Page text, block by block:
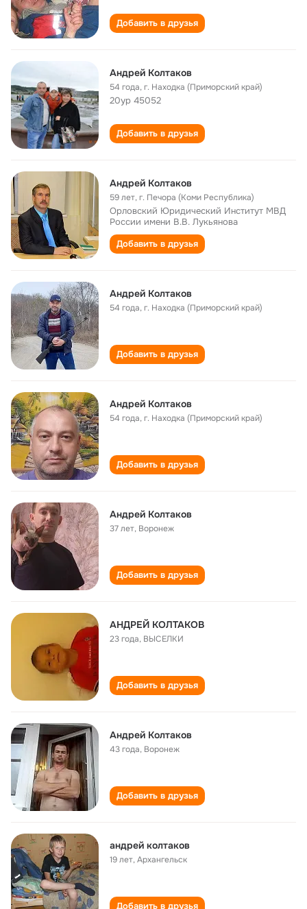
Добавить в друзья
Андрей Колтаков
54 года,г. Находка (Приморский край)
20ур 45052
Добавить в друзья
Андрей Колтаков
59 лет,г. Печора (Коми Республика)
Орловский Юридический Институт МВД
России имени В.В. Лукьянова
Добавить в друзья
Андрей Колтаков
54 года,г. Находка (Приморский край)
Добавить в друзья
Андрей Колтаков
54 года,г. Находка (Приморский край)
Добавить в друзья
Андрей Колтаков
37 лет, Воронеж
Добавить в друзья
АНДРЕЙ КОЛТАКОВ
23 года, ВЫСЕЛКИ
Добавить в друзья
Андрей Колтаков
43 года, Воронеж
Добавить в друзья
андрей колтаков
19 лет,Архангельск
Добавить в друзья